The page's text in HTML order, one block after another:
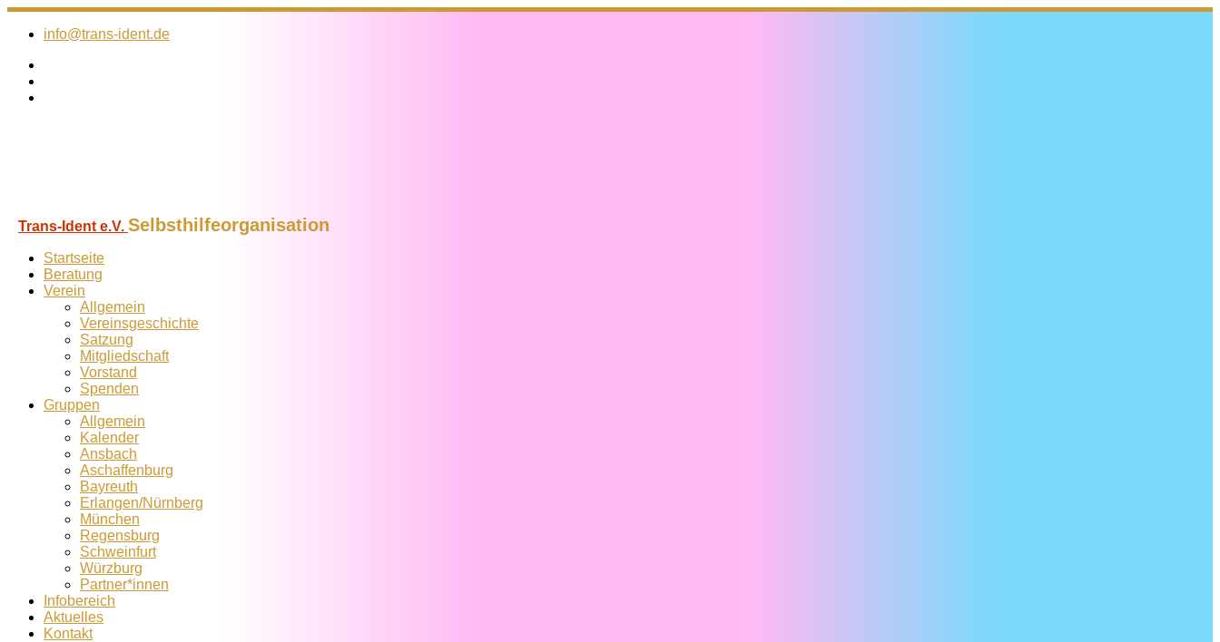
Zum
Inhalt
info@trans-ident.de
Trans-Ident e.V. Selbsthilfeorganisation
Startseite
Beratung
Verein
Allgemein
Vereins­geschichte
Satzung
Mitglied­schaft
Vorstand
Spenden
Gruppen
Allgemein
Kalender
Ansbach
Aschaffenburg
Bayreuth
Erlangen/Nürnberg
München
Regensburg
Schweinfurt
Würzburg
Partner*innen
Infobereich
Aktuelles
Kontakt